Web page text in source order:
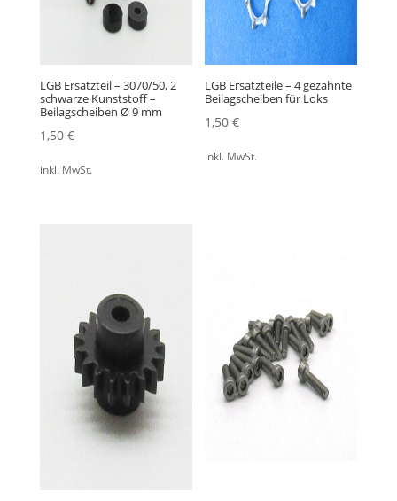
LGB Ersatzteil – 3070/50, 2
schwarze Kunststoff –
Beilagscheiben Ø 9 mm
1,50 €
inkl. MwSt.
LGB Ersatzteile – 4 gezahnte
Beilagscheiben für Loks
1,50€
inkl. MwSt.